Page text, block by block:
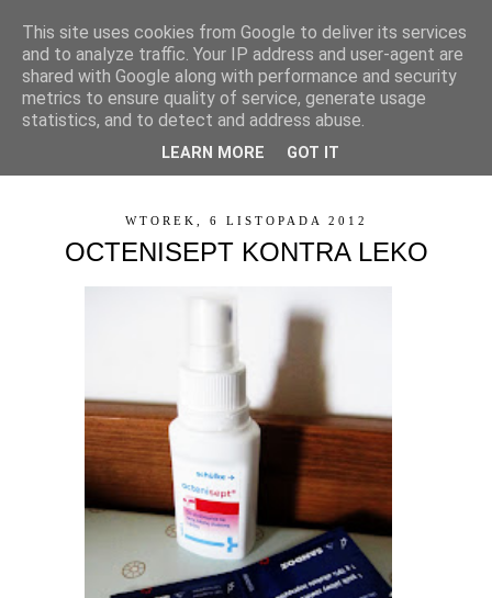
▼
WTOREK, 6 LISTOPADA 2012
OCTENISEPT KONTRA LEKO
This site uses cookies from Google to deliver its services
and to analyze traffic. Your IP address and user-agent are
shared with Google along with performance and security
metrics to ensure quality of service, generate usage
statistics, and to detect and address abuse.
LEARN MORE GOT IT